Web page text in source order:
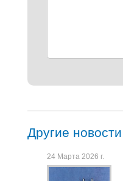
Другие новости
24 Марта 2026 г.